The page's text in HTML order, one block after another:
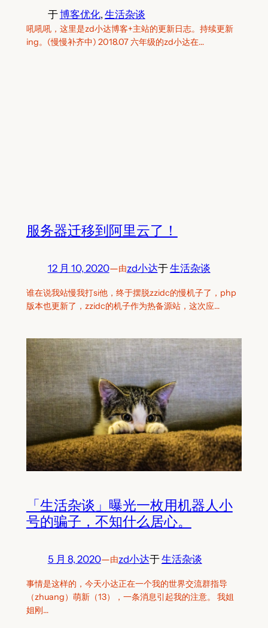
于博客优化, 生活杂谈
吼吼吼，这里是zd小达博客+主站的更新日志。持续更新
ing。(慢慢补齐中) 2018.07 六年级的zd小达在…
服务器迁移到阿里云了！
12 月 10, 2020—由zd小达于生活杂谈
谁在说我站慢我打si他，终于摆脱zzidc的慢机子了，php
版本也更新了，zzidc的机子作为热备源站，这次应…
「生活杂谈」曝光一枚用机器人小
号的骗子，不知什么居心。
5 月 8, 2020—由zd小达于生活杂谈
事情是这样的，今天小达正在一个我的世界交流群指导
（zhuang）萌新（13），一条消息引起我的注意。 我姐
姐刚…